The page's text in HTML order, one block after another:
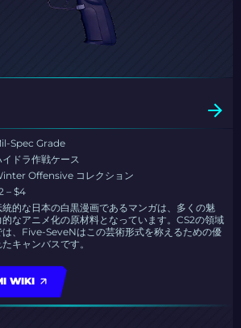
Spec Grade
イドラ作戦ケース
Offensive コレクション
– $4
統的な日本の白黒漫画であるマンガは、多くの魅
的なアニメ化の原材料となっています。CS2の領域
は、Five-SeveNはこの芸術形式を称えるための優
たキャンバスです。
WIKI